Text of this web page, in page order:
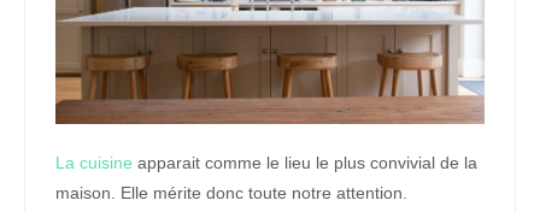
La cuisine apparait comme le lieu le plus convivial de la
maison. Elle mérite donc toute notre attention.